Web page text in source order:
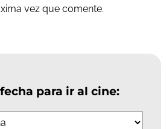
vez que comente.
para ir al cine: